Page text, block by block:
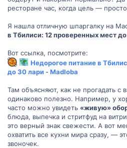
ресторане час, когда цель —
Я нашла отличную шпаргалку на
в Тбилиси: 12 проверенных мест
Вот ссылка, посмотрите:
Недорогое питание в
до 30 лари - Madloba
Там объясняют, как не прогадать с
одинаково полезно. Например, у
часто можно увидеть «живую»
блюда, выпечка и стритфуд на
это верный знак свежести. А вот
охватить все кухни мира сразу, —
звоночек.